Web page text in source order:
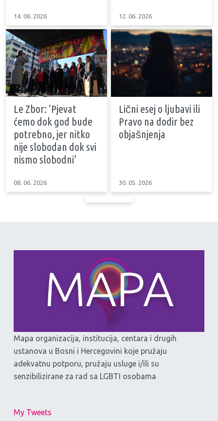
14. 06. 2026 12. 06. 2026
Le Zbor: ‘Pjevat
ćemo dok god bude
potrebno, jer nitko
nije slobodan dok svi
nismo slobodni’
08. 06. 2026
Lični esej o ljubavi ili
Pravo na dodir bez
objašnjenja
30. 05. 2026
Mapa organizacija, institucija, centara i drugih
ustanova u Bosni i Hercegovini koje pružaju
adekvatnu potporu, pružaju usluge i/ili su
senzibilizirane za rad sa LGBTI osobama
My Tweets